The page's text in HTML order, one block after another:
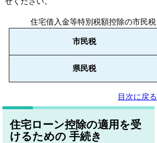
住宅借入金等特別税額控除の市民
市民税
県民税
目次に戻る
住宅ローン控除の適用を受
けるための 手続き